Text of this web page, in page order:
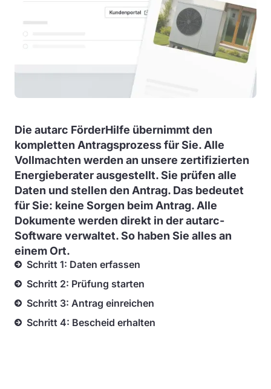
Die autarc FörderHilfe übernimmt den
kompletten Antragsprozess für Sie. Alle
Vollmachten werden an unsere zertifizierten
Energieberater ausgestellt. Sie prüfen alle
Daten und stellen den Antrag. Das bedeutet
für Sie: keine Sorgen beim Antrag. Alle
Dokumente werden direkt in der autarc-
Software verwaltet. So haben Sie alles an
einem Ort.
Schritt 1: Daten erfassen
Schritt 2: Prüfung starten
Schritt 3: Antrag einreichen
Schritt 4: Bescheid erhalten